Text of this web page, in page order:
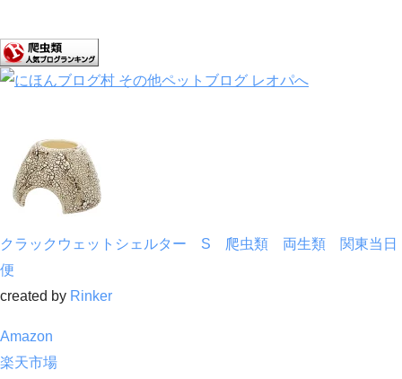
クラックウェットシェルター S 爬虫類 両生類 関東当日
便
created by Rinker
Amazon
楽天市場